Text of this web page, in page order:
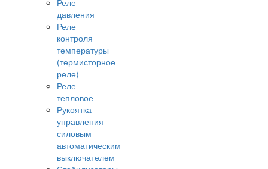
Реле
давления
Реле
контроля
температуры
(термисторное
реле)
Реле
тепловое
Рукоятка
управления
силовым
автоматическим
выключателем